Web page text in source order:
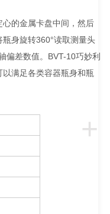
的金属卡盘中间，然后
身旋转360°读取测量头
偏差数值。BVT-10巧妙利
满足各类容器瓶身和瓶
+